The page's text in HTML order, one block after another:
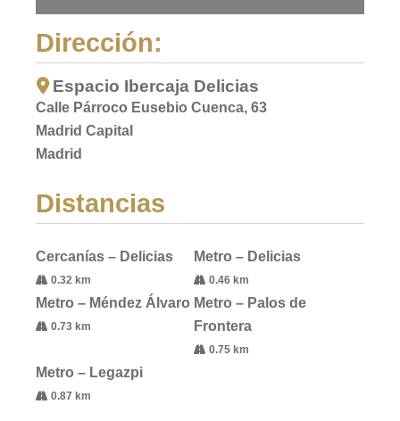
Dirección:
Espacio Ibercaja Delicias
Calle Párroco Eusebio Cuenca, 63
Madrid Capital
Madrid
Distancias
Cercanías – Delicias
0.32 km
Metro – Delicias
0.46 km
Metro – Méndez Álvaro
0.73 km
Metro – Palos de
Frontera
0.75 km
Metro – Legazpi
0.87 km